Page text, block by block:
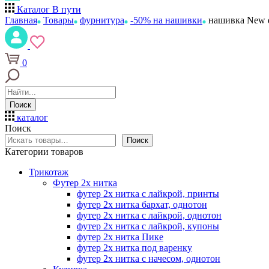
Каталог В пути
Главная Товары фурнитура -50% на нашивки нашивка New
0
Поиск
каталог
Поиск
Поиск
Категории товаров
Трикотаж
Футер 2х нитка
футер 2х нитка с лайкрой, принты
футер 2х нитка бархат, однотон
футер 2х нитка с лайкрой, однотон
футер 2х нитка с лайкрой, купоны
футер 2х нитка Пике
футер 2х нитка под варенку
футер 2х нитка с начесом, однотон